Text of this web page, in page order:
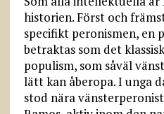
historien. Först och
specifikt peronismen, en
betraktas som det
populism, som såväl
lätt kan åberopa. I unga
stod nära